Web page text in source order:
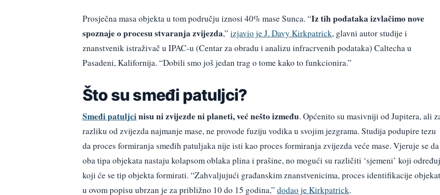
Prosječna masa objekta u tom području iznosi 40% mase Sunca. “Iz tih podataka izvlačimo nove
spoznaje o procesu stvaranja zvijezda,” izjavio je J. Davy Kirkpatrick, glavni autor studije i
znanstvenik istraživač u IPAC-u (Centar za obradu i analizu infracrvenih podataka) Caltecha u
Pasadeni, Kalifornija. “Dobili smo još jedan trag o tome kako to funkcionira.”
Što su smeđi patuljci?
Smeđi patuljcinisu ni zvijezde ni planeti, već nešto između. Općenito su masivniji od Jupitera, ali
razliku od zvijezda najmanje mase, ne provode fuziju vodika u svojim jezgrama. Studija podupire tezu
da proces formiranja smeđih patuljaka nije isti kao proces formiranja zvijezda veće mase. Vjeruje se da
oba tipa objekata nastaju kolapsom oblaka plina i prašine, no mogući su različiti ‘sjemeni’ koji
koji će se tip objekta formirati. “Zahvaljujući građanskim znanstvenicima, proces identifikacije
u ovom popisu ubrzan je za približno 10 do 15 godina,” dodao je Kirkpatrick.